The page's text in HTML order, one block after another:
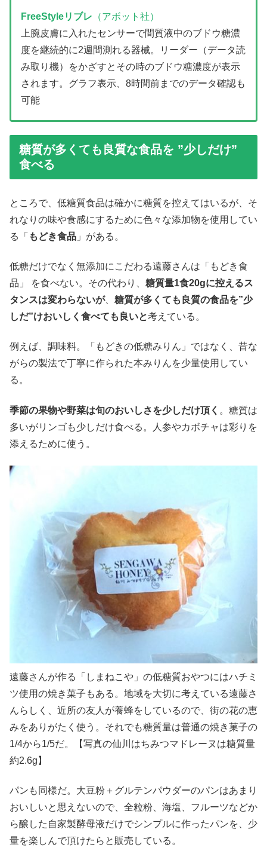
FreeStyleリブレ （アボット社）
上腕皮膚に入れたセンサーで間質液中のブドウ糖濃
度を継続的に2週間測れる器械。リーダー（データ読
み取り機）をかざすとその時のブドウ糖濃度が表示
されます。グラフ表示、8時間前までのデータ確認も
可能
糖質が多くても良質な食品を ”少しだけ”
食べる
ところで、低糖質食品は確かに糖質を控えてはいるが、そ
れなりの味や食感にするために色々な添加物を使用してい
る「 もどき食品 」がある。
低糖だけでなく無添加にこだわる遠藤さんは「もどき食
品」 を食べない。その代わり、 糖質量1食20gに控えるス
タンスは変わらないが、 糖質が多くても良質の食品を”少
しだ”けおいしく食べても良いと考えている。
例えば、調味料。「もどきの低糖みりん」ではなく、昔な
がらの製法で丁寧に作られた本みりんを少量使用してい
る。
季節の果物や野菜は旬のおいしさを少しだけ頂く 。糖質は
多いがリンゴも少しだけ食べる。人参やカボチャは彩りを
添えるために使う。
遠藤さんが作る「しまねこや」の低糖質おやつにはハチミ
ツ使用の焼き菓子もある。地域を大切に考えている遠藤さ
んらしく、近所の友人が養蜂をしているので、街の花の恵
みをありがたく使う。それでも糖質量は普通の焼き菓子の
1/4から1/5だ。【写真の仙川はちみつマドレーヌは糖質量
約2.6g】
パンも同様だ。大豆粉＋グルテンパウダーのパンはあまり
おいしいと思えないので、全粒粉、海塩、フルーツなどか
ら醸した自家製酵母液だけでシンプルに作ったパンを、少
量を楽しんで頂けたらと販売している。